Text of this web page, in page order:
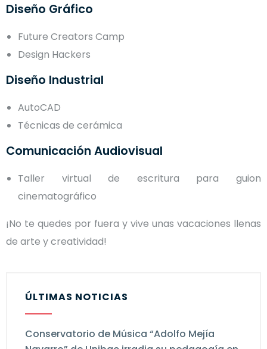
Diseño Gráfico
Future Creators Camp
Design Hackers
Diseño Industrial
AutoCAD
Técnicas de cerámica
Comunicación Audiovisual
Taller virtual de escritura para guion
cinematográfico
¡No te quedes por fuera y vive unas vacaciones llenas
de arte y creatividad!
ÚLTIMAS NOTICIAS
Conservatorio de Música “Adolfo Mejía